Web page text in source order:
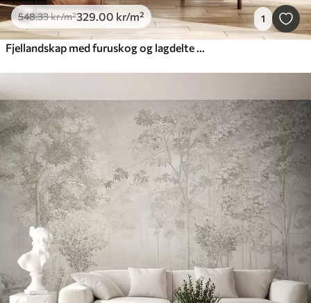
548.33kr/m²329.00 kr/m² 1
Fjellandskap med furuskog og lagdelte fjell i daggry med lett tåke akvarellimitasjonskunst